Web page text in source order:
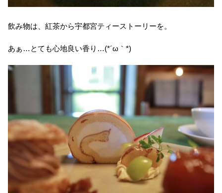
飲み物は、紅茶から宇都宮ティーストーリーを。
あぁ…とても心地良い香り…(*´ω｀*)